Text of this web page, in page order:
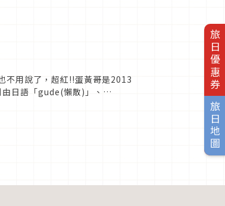
旅日優惠券
旅日地圖
不用說了，超紅!!蛋黃哥是2013
日語「gude(懶散)」、